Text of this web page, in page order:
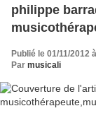
philippe
Publié le 01/11/2012
Par musicali